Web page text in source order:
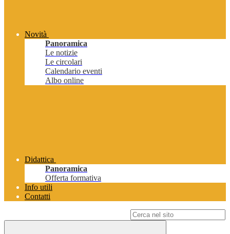
Novità
Panoramica
Le notizie
Le circolari
Calendario eventi
Albo online
Didattica
Panoramica
Offerta formativa
Info utili
Contatti